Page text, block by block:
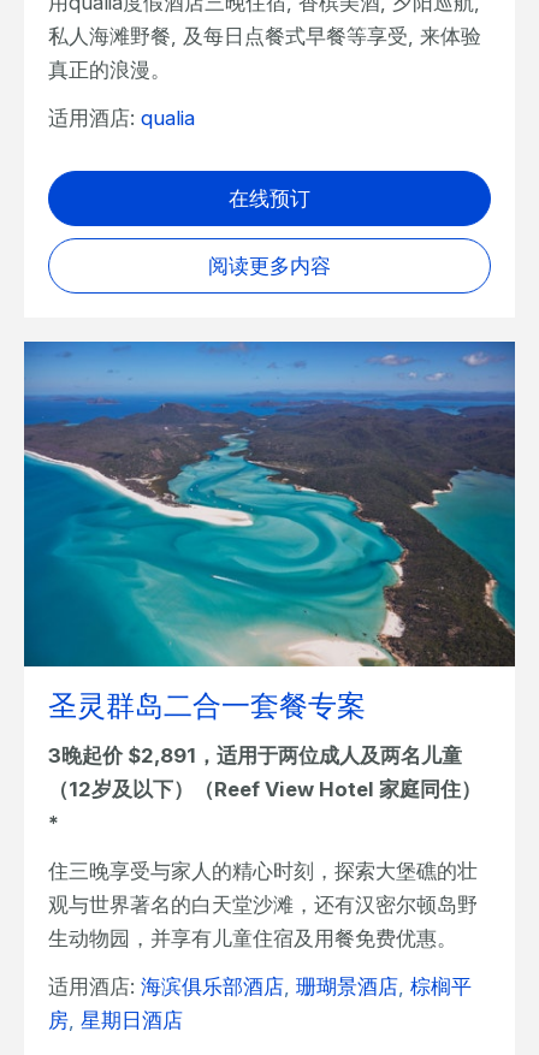
私人海滩野餐, 及每日点餐式早餐等享受, 来体验
真正的浪漫。
适用酒店: qualia
在线预订
阅读更多内容
圣灵群岛二合一套餐专案
3晚起价 $2,891，适用于两位成人及两名儿童
（12岁及以下）（Reef View Hotel 家庭同住）
*
住三晚享受与家人的精心时刻，探索大堡礁的壮
观与世界著名的白天堂沙滩，还有汉密尔顿岛野
生动物园，并享有儿童住宿及用餐免费优惠。
适用酒店: 海滨俱乐部酒店, 珊瑚景酒店, 棕榈平
房, 星期日酒店